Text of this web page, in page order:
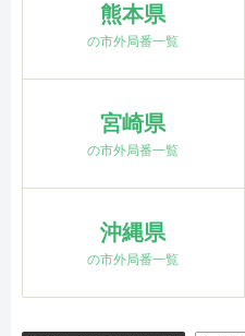
熊本県
の市外局番一覧
宮崎県
の市外局番一覧
沖縄県
の市外局番一覧